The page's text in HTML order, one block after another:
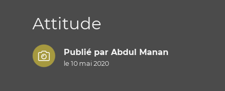
Attitude
Publié par Abdul Manan
le 10 mai 2020